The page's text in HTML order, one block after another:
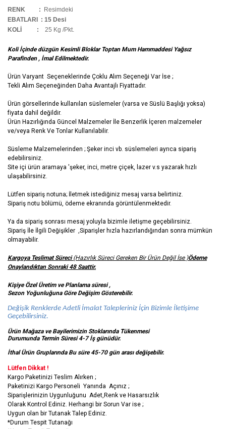
RENK :
Resimdeki
EBATLARI : 15 Desi
KOLİ
: 25 Kg /Pkt.
Koli İçinde düzgün Kesimli Bloklar Toptan Mum Hammaddesi Yağsız
Parafinden , İmal Edilmektedir.
Ürün Varyant Seçeneklerinde Çoklu Alım Seçeneği Var İse ;
Tekli Alım Seçeneğinden Daha Avantajlı Fiyattadır.
Ürün görsellerinde kullanılan süslemeler (varsa ve Süslü Başlığı yoksa)
fiyata dahil değildir.
Ürün Hazırlığında Güncel Malzemeler İle Benzerlik İçeren malzemeler
ve/veya Renk Ve Tonlar Kullanılabilir.
Süsleme Malzemelerinden ; Şeker inci vb. süslemeleri ayrıca sipariş
edebilirsiniz.
Site içi ürün aramaya 'şeker, inci, metre çiçek, lazer v.s yazarak hızlı
ulaşabilirsiniz.
Lütfen sipariş notuna; İletmek istediğiniz mesaj varsa belirtiniz.
Sipariş notu bölümü, ödeme ekranında görüntülenmektedir.
Ya da sipariş sonrası mesaj yoluyla bizimle iletişme geçebilirsiniz.
Sipariş İle İlgili Değişikler ,Siparişler hızla hazırlandığından sonra mümkün
olmayabilir.
Kargoya Teslimat Süreci(Hazırlık Süreci Gereken Bir Ürün Değil İse )Ödeme
Onaylandıktan Sonraki 48 Saattir.
Kişiye Özel Üretim ve Planlama süresi ,
Sezon Yoğunluğuna Göre Değişim Gösterebilir.
Değişik Renklerde Adetli İmalat Talepleriniz İçin Bizimle İletişime
Geçebilirsiniz.
Ürün Mağaza ve Bayilerimizin Stoklarında Tükenmesi
Durumunda Termin Süresi 4-7 İş günüdür.
İthal Ürün Gruplarında Bu süre 45-70 gün arası değişebilir.
Lütfen Dikkat !
Kargo Paketinizi Teslim Alırken ;
Paketinizi Kargo Personeli Yanında Açınız ;
Siparişlerinizin Uygunluğunu Adet,Renk ve Hasarsızlık
Olarak Kontrol Ediniz. Herhangi bir Sorun Var ise ;
Uygun olan bir Tutanak Talep Ediniz.
*Durum Tespit Tutanağı